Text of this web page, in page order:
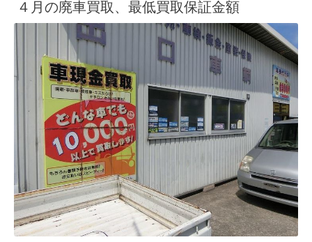
４月の廃車買取、最低買取保証金額